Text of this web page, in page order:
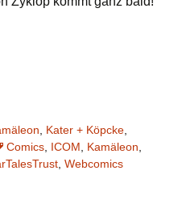
Kater + Köpcke
Comics ICOM Kamäleon
Webcomics